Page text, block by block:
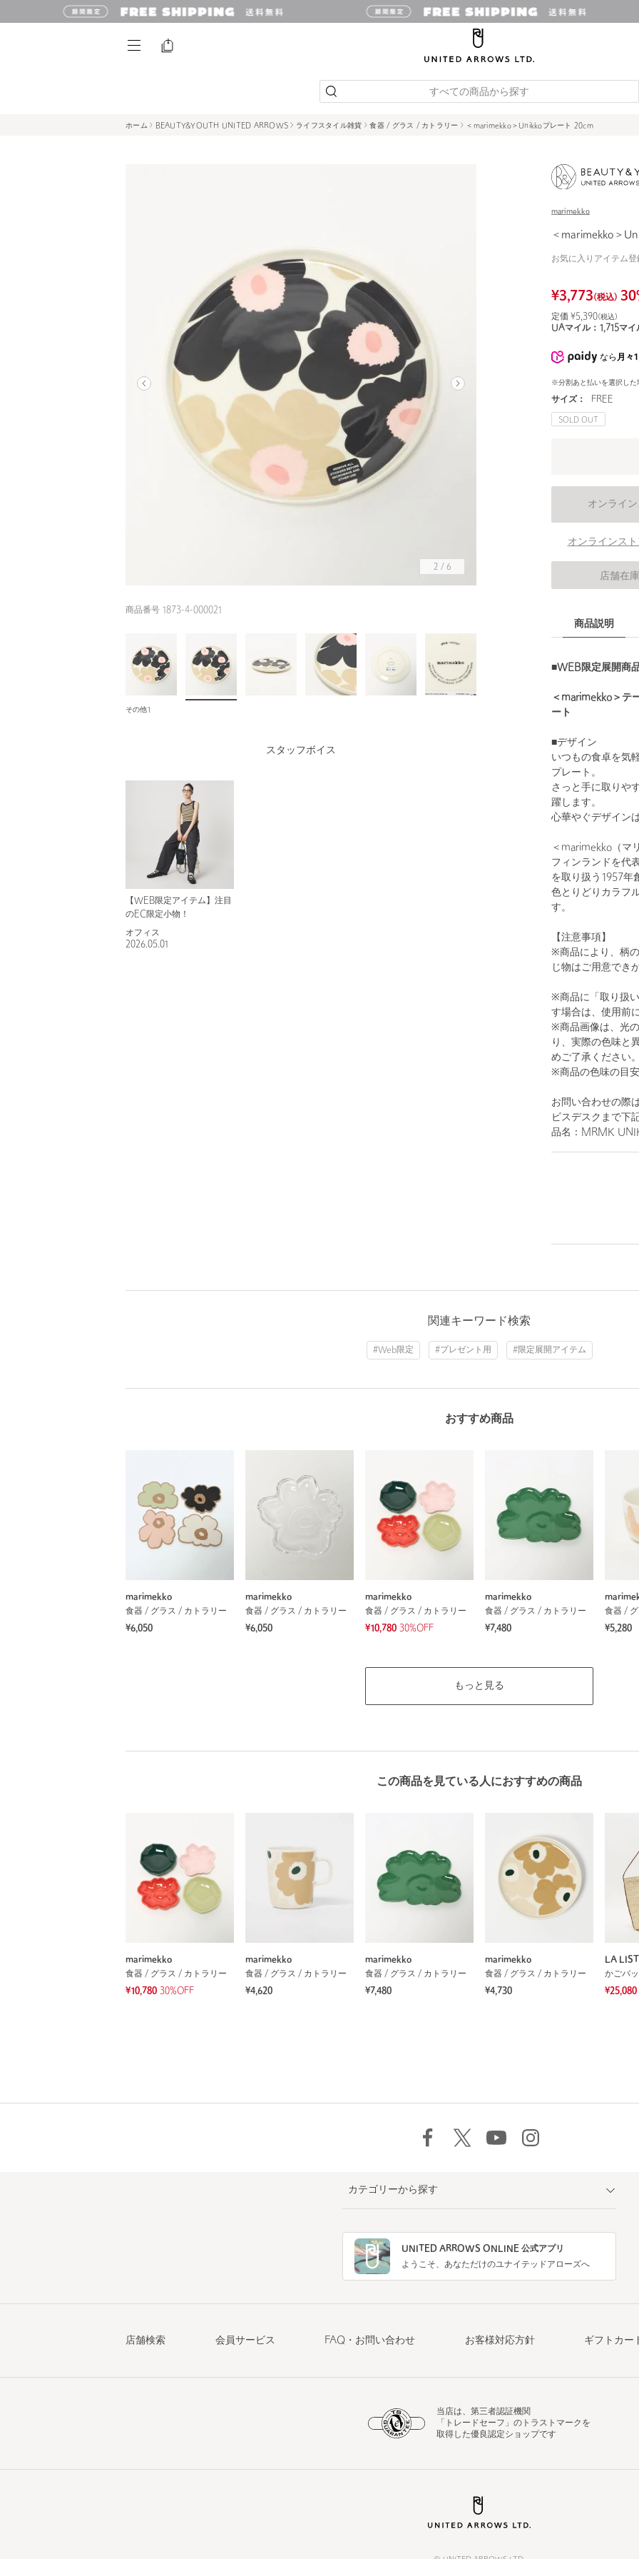
すべての商品から探す
ホーム BEAUTY&YOUTH UNITED ARROWS ライフスタイル雑貨 食器 / グラス / カトラリー ＜marimekko＞Unikkoプレート 20cm
2 / 6
商品番号 1873-4-000021
その他1
marimekko
＜marimekko＞
お気に入りアイテム
¥3,773(税込) 30
定価 ¥5,390(税込)
UAマイル： 1,715マイ
なら 月々
※分割あと払いを選択した
サイズ： FREE
SOLD OUT
オンライ
オンラインス
店舗在庫
商品説明
■WEB限定展開商
＜marimekko＞テ
ート
■デザイン
いつもの食卓を気
プレート。
さっと手に取りや
躍します。
心華やぐデザイン
＜marimekko（マ
フィンランドを代
を取り扱う1957年
色とりどりカラフ
す。
【注意事項】
※商品により、柄
じ物はご用意でき
※商品に「取り扱
す場合は、使用前
※商品画像は、光
り、実際の色味と
めご了承ください
※商品の色味の目
お問い合わせの際
ビスデスクまで下
品名：MRMK
スタッフボイス
【WEB限定アイテム】注目
のEC限定小物！
オフィス
2026.05.01
関連キーワード検索
#Web限定 #プレゼント用 #限定展開アイテム
おすすめ商品
marimekko
食器 / グラス / カトラリー
¥6,050
marimekko
食器 / グラス / カトラリー
¥6,050
marimekko
食器 / グラス / カトラリー
¥10,780 30%OFF
marimekko
食器 / グラス / カトラリー
¥7,480
食器 /
¥5,280
もっと見る
この商品を見ている人におすすめの商品
marimekko
食器 / グラス / カトラリー
¥10,780 30%OFF
marimekko
食器 / グラス / カトラリー
¥4,620
marimekko
食器 / グラス / カトラリー
¥7,480
marimekko
食器 / グラス / カトラリー
¥4,730
LA
かごバ
¥25,080
カテゴリーから探す
UNITED ARROWS ONLINE 公式アプリ
ようこそ、あなただけのユナイテッドアローズへ
店舗検索 会員サービス FAQ・お問い合わせ お客様対応方針 ギフトカー
当店は、第三者認証機関
「トレードセーフ」のトラストマークを
取得した優良認定ショップです